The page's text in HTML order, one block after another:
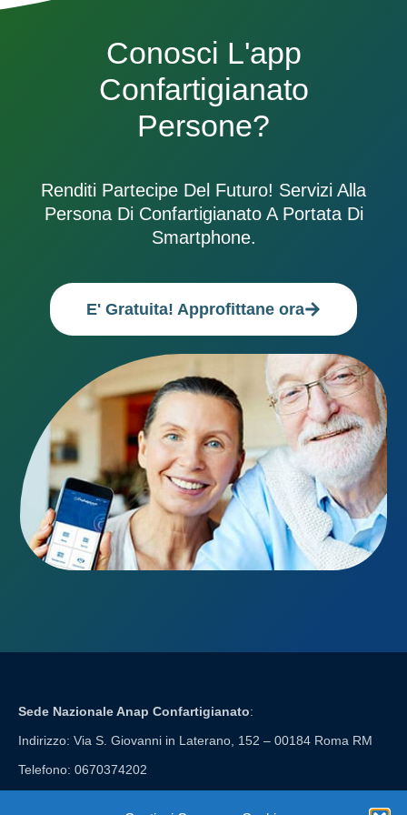
Conosci L'app
Confartigianato
Persone?
Renditi Partecipe Del Futuro! Servizi Alla
Persona Di Confartigianato A Portata Di
Smartphone.
E' Gratuita! Approfittane ora
Sede Nazionale Anap Confartigianato:
Indirizzo: Via S. Giovanni in Laterano, 152 – 00184 Roma RM
Telefono: 0670374202